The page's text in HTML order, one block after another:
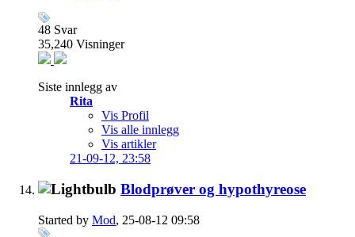
48 Svar
35,240 Visninger
Siste innlegg av
Rita
Vis Profil
Vis alle innlegg
Vis artikler
21-09-12, 23:58
Blodprøver og hypothyreose
Started by Mod, 25-08-12 09:58